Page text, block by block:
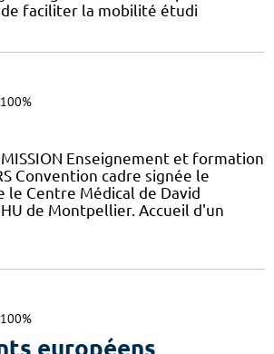
faciliter la mobilité étudi
100%
MISSION Enseignement et formation
Convention cadre signée le
Centre Médical de David
de Montpellier. Accueil d'un
100%
européens